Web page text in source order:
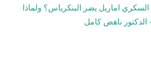
اماريل يضر البنكرياس؟ ولماذا
ناهض كامل